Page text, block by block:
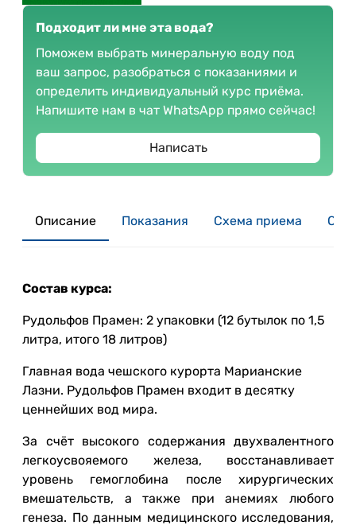
Подходит ли мне эта вода?
Поможем выбрать минеральную воду под
ваш запрос, разобраться с показаниями и
определить индивидуальный курс приёма.
Напишите нам в чат WhatsApp прямо сейчас!
Написать
Описание Показания Схема приема
Состав курса:
Рудольфов Прамен: 2 упаковки (12 бутылок по 1,5
литра, итого 18 литров)
Главная вода чешского курорта Марианские
Лазни. Рудольфов Прамен входит в десятку
ценнейших вод мира.
За счёт высокого содержания двухвалентного
легкоусвояемого железа, восстанавливает
уровень гемоглобина после хирургических
вмешательств, а также при анемиях любого
генеза. По данным медицинского исследования,